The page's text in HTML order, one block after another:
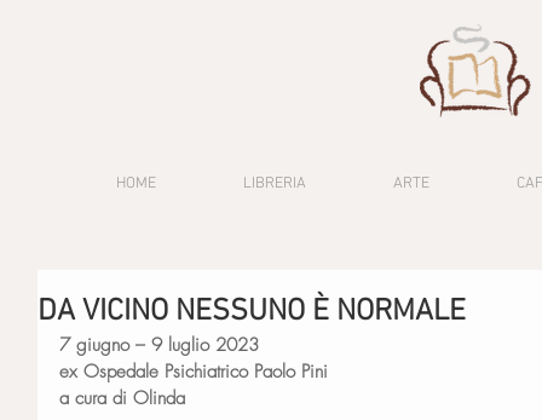
HOME LIBRERIA ARTE
DA VICINO NESSUNO È NORMALE
7 giugno – 9 luglio 2023
ex Ospedale Psichiatrico Paolo Pini
a cura di Olinda